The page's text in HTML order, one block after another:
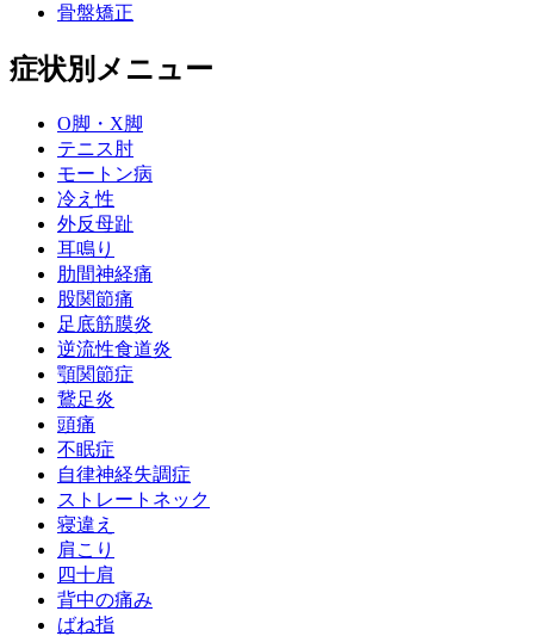
骨盤矯正
症状別メニュー
O脚・X脚
テニス肘
モートン病
冷え性
外反母趾
耳鳴り
肋間神経痛
股関節痛
足底筋膜炎
逆流性食道炎
顎関節症
鵞足炎
頭痛
不眠症
自律神経失調症
ストレートネック
寝違え
肩こり
四十肩
背中の痛み
ばね指